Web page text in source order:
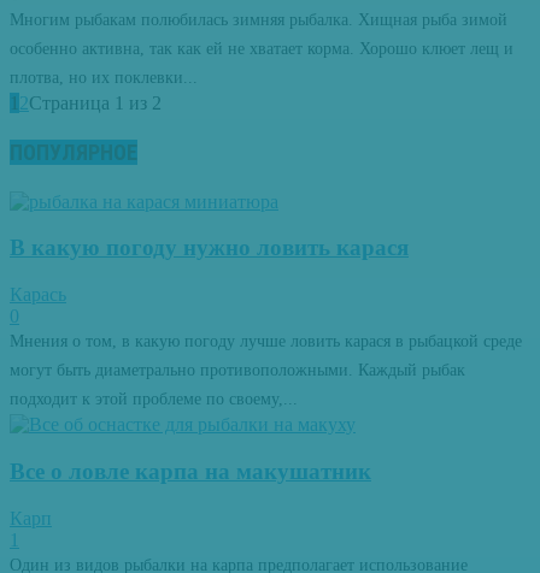
Многим рыбакам полюбилась зимняя рыбалка. Хищная рыба зимой
особенно активна, так как ей не хватает корма. Хорошо клюет лещ и
плотва, но их поклевки...
1 2Страница 1 из 2
ПОПУЛЯРНОЕ
В какую погоду нужно ловить карася
Карась
0
Мнения о том, в какую погоду лучше ловить карася в рыбацкой среде
могут быть диаметрально противоположными. Каждый рыбак
подходит к этой проблеме по своему,...
Все о ловле карпа на макушатник
Карп
1
Один из видов рыбалки на карпа предполагает использование